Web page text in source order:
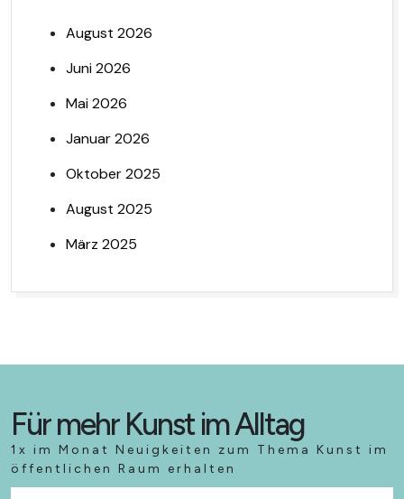
August 2026
Juni 2026
Mai 2026
Januar 2026
Oktober 2025
August 2025
März 2025
Für mehr Kunst im Alltag
1x im Monat Neuigkeiten zum Thema Kunst im
öffentlichen Raum erhalten